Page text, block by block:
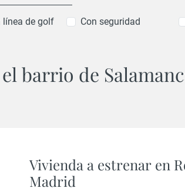
línea de golf Con seguridad
barrio de
Vivienda a estrenar en
Madrid